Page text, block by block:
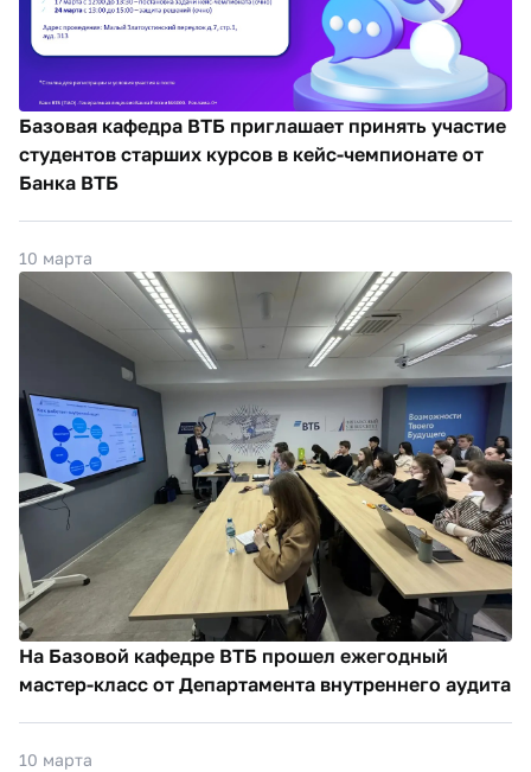
Базовая кафедра ВТБ приглашает принять участие
студентов старших курсов в кейс-чемпионате от
Банка ВТБ
10 марта
На Базовой кафедре ВТБ прошел ежегодный
мастер-класс от Департамента внутреннего аудита
10 марта